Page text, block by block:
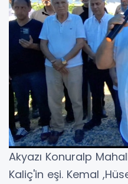
Akyazı Konuralp
Kaliç'in eşi. Kemal